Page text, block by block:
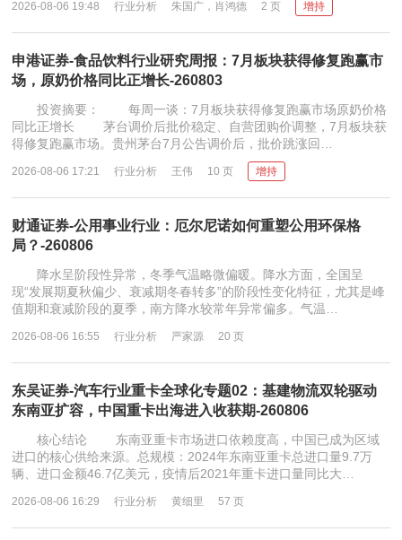
2026-08-06 19:48 行业分析 朱国广，肖鸿德 2 页 增持
申港证券-食品饮料行业研究周报：7月板块获得修复跑赢市
场，原奶价格同比正增长-260803
投资摘要： 每周一谈：7月板块获得修复跑赢市场原奶价格
同比正增长 茅台调价后批价稳定、自营团购价调整，7月板块获
得修复跑赢市场。贵州茅台7月公告调价后，批价跳涨回…
2026-08-06 17:21 行业分析 王伟 10 页 增持
财通证券-公用事业行业：厄尔尼诺如何重塑公用环保格
局？-260806
降水呈阶段性异常，冬季气温略微偏暖。降水方面，全国呈
现“发展期夏秋偏少、衰减期冬春转多”的阶段性变化特征，尤其是峰
值期和衰减阶段的夏季，南方降水较常年异常偏多。气温…
2026-08-06 16:55 行业分析 严家源 20 页
东吴证券-汽车行业重卡全球化专题02：基建物流双轮驱动
东南亚扩容，中国重卡出海进入收获期-260806
核心结论 东南亚重卡市场进口依赖度高，中国已成为区域
进口的核心供给来源。总规模：2024年东南亚重卡总进口量9.7万
辆、进口金额46.7亿美元，疫情后2021年重卡进口量同比大…
2026-08-06 16:29 行业分析 黄细里 57 页